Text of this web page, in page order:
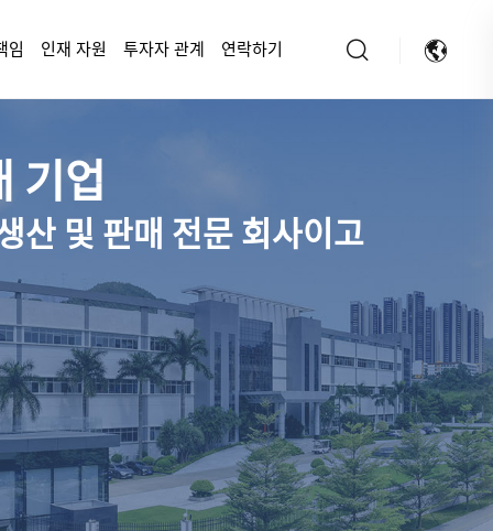
임 인재 자원 투자자 관계 연락하기
기업
산 및 판매 전문 회사이고